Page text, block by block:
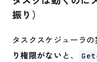
振り）
タスクスケジューラの
り権限がない と、